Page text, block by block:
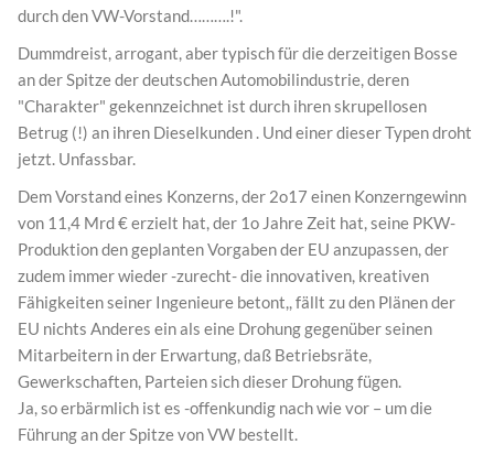
durch den VW-Vorstand……….!".
Dummdreist, arrogant, aber typisch für die derzeitigen Bosse
an der Spitze der deutschen Automobilindustrie, deren
"Charakter" gekennzeichnet ist durch ihren skrupellosen
Betrug (!) an ihren Dieselkunden . Und einer dieser Typen droht
jetzt. Unfassbar.
Dem Vorstand eines Konzerns, der 2o17 einen Konzerngewinn
von 11,4 Mrd € erzielt hat, der 1o Jahre Zeit hat, seine PKW-
Produktion den geplanten Vorgaben der EU anzupassen, der
zudem immer wieder -zurecht- die innovativen, kreativen
Fähigkeiten seiner Ingenieure betont,, fällt zu den Plänen der
EU nichts Anderes ein als eine Drohung gegenüber seinen
Mitarbeitern in der Erwartung, daß Betriebsräte,
Gewerkschaften, Parteien sich dieser Drohung fügen.
Ja, so erbärmlich ist es -offenkundig nach wie vor – um die
Führung an der Spitze von VW bestellt.